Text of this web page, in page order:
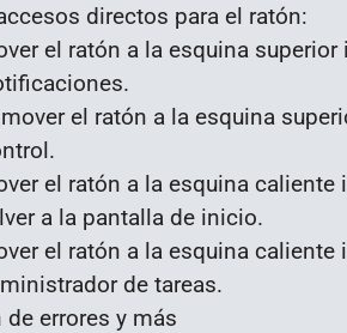
directos para el ratón:
el ratón a la esquina
el ratón a la esquina
el ratón a la esquina
a la pantalla de inicio.
el ratón a la esquina
de tareas.
de errores y más